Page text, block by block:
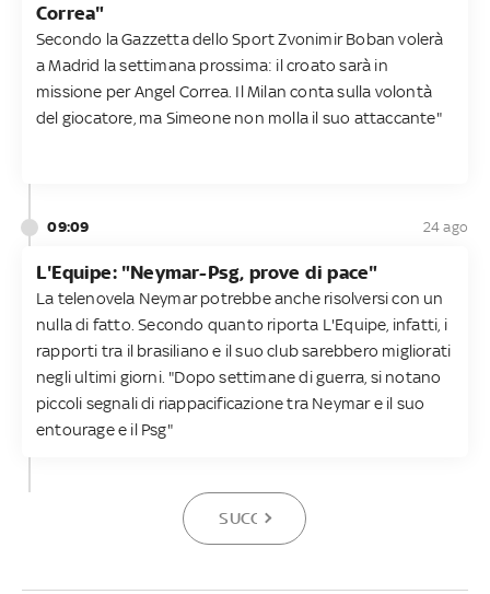
Correa"
Secondo la Gazzetta dello Sport Zvonimir Boban volerà
a Madrid la settimana prossima: il croato sarà in
missione per Angel Correa. Il Milan conta sulla volontà
del giocatore, ma Simeone non molla il suo attaccante"
09:09 24 ago
L'Equipe: "Neymar-Psg, prove di pace"
La telenovela Neymar potrebbe anche risolversi con un
nulla di fatto. Secondo quanto riporta L'Equipe, infatti, i
rapporti tra il brasiliano e il suo club sarebbero migliorati
negli ultimi giorni. "Dopo settimane di guerra, si notano
piccoli segnali di riappacificazione tra Neymar e il suo
entourage e il Psg"
SUCCESSIVA